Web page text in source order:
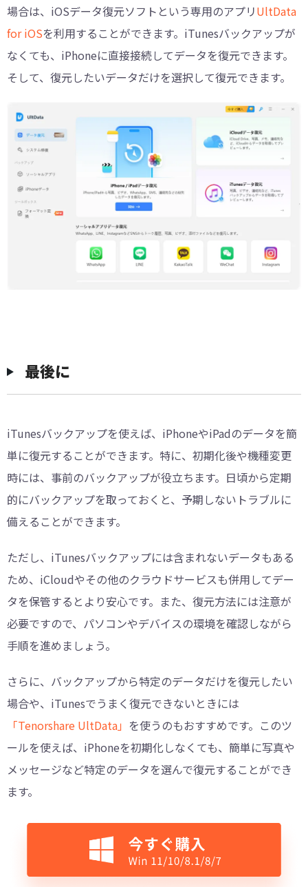
場合は、iOSデータ復元ソフトという専用のアプリUltData
for iOSを利用することができます。iTunesバックアップが
なくても、iPhoneに直接接続してデータを復元できます。
そして、復元したいデータだけを選択して復元できます。
最後に
iTunesバックアップを使えば、iPhoneやiPadのデータを簡
単に復元することができます。特に、初期化後や機種変更
時には、事前のバックアップが役立ちます。日頃から定期
的にバックアップを取っておくと、予期しないトラブルに
備えることができます。
ただし、iTunesバックアップには含まれないデータもある
ため、iCloudやその他のクラウドサービスも併用してデー
タを保管するとより安心です。また、復元方法には注意が
必要ですので、パソコンやデバイスの環境を確認しながら
手順を進めましょう。
さらに、バックアップから特定のデータだけを復元したい
場合や、iTunesでうまく復元できないときには
「Tenorshare UltData」 を使うのもおすすめです。このツ
ールを使えば、iPhoneを初期化しなくても、簡単に写真や
メッセージなど特定のデータを選んで復元することができ
ます。